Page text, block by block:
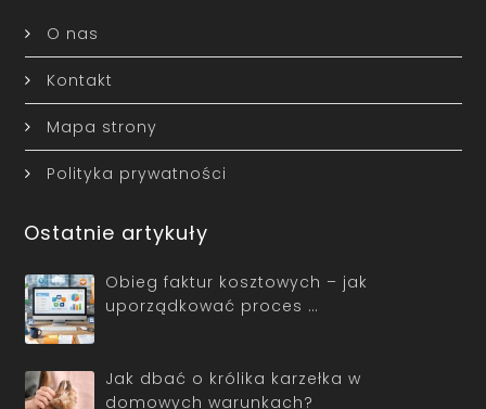
O nas
Kontakt
Mapa strony
Polityka prywatności
Ostatnie artykuły
Obieg faktur kosztowych – jak
uporządkować proces …
Jak dbać o królika karzełka w
domowych warunkach?